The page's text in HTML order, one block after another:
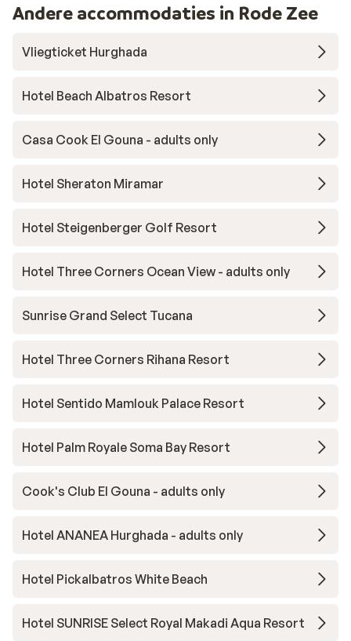
Andere accommodaties in Rode Zee
Vliegticket Hurghada
Hotel Beach Albatros Resort
Casa Cook El Gouna - adults only
Hotel Sheraton Miramar
Hotel Steigenberger Golf Resort
Hotel Three Corners Ocean View - adults only
Sunrise Grand Select Tucana
Hotel Three Corners Rihana Resort
Hotel Sentido Mamlouk Palace Resort
Hotel Palm Royale Soma Bay Resort
Cook's Club El Gouna - adults only
Hotel ANANEA Hurghada - adults only
Hotel Pickalbatros White Beach
Hotel SUNRISE Select Royal Makadi Aqua Resort